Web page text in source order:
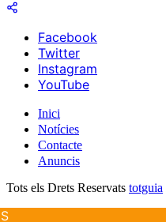
Facebook
Twitter
Instagram
YouTube
Inici
Notícies
Contacte
Anuncis
Tots els Drets Reservats totguia